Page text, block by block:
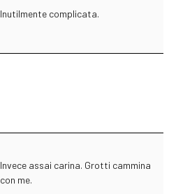
Inutilmente complicata.
Invece assai carina. Grotti cammina
con me.